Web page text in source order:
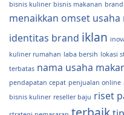
bisnis kuliner bisnis makanan
menaikkan omset usaha
identitas brand iklan
kuliner rumahan laba bersih lokasi
terbatas nama usaha
pendapatan cepat penjualan online
bisnis kuliner reseller baju riset